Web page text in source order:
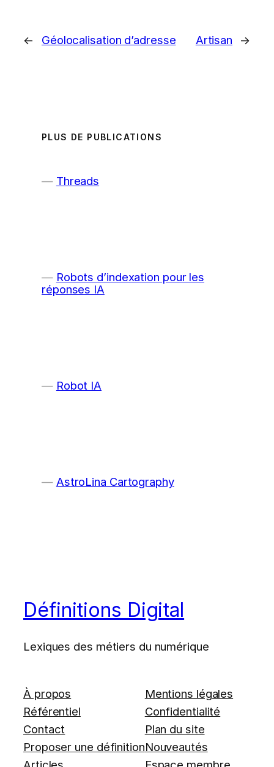
← Géolocalisation d’adresse Artisan →
PLUS DE PUBLICATIONS
Threads
Robots d’indexation pour les
réponses IA
Robot IA
AstroLina Cartography
Définitions Digital
Lexiques des métiers du numérique
À propos
Référentiel
Contact
Proposer une définition
Mentions légales
Confidentialité
Plan du site
Nouveautés